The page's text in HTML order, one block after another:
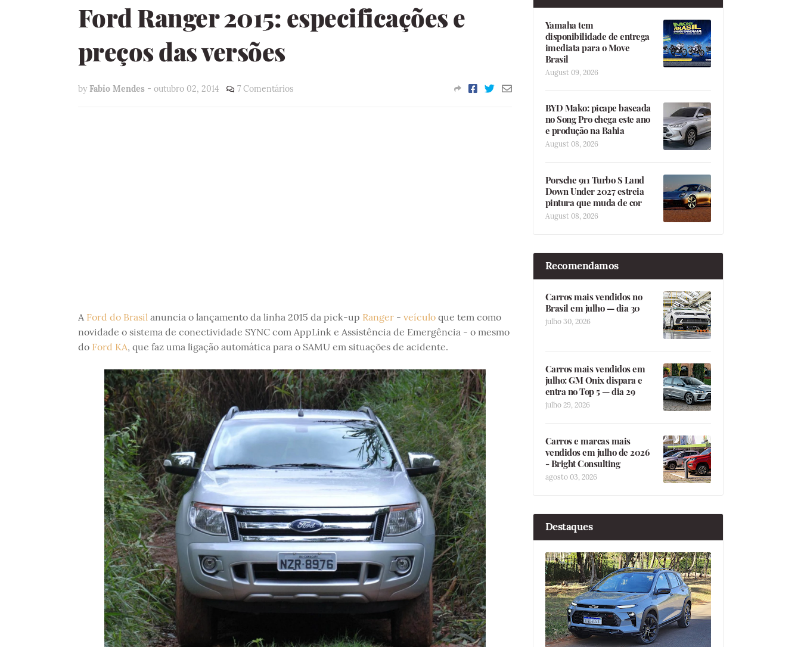
Ford Ranger 2015: especificações e
preços das versões
by Fabio Mendes - outubro 02, 2014 7 Comentários
A Ford do Brasilanuncia o lançamento da linha 2015 da pick-up Ranger- veículoque tem como
novidade o sistema de conectividade SYNC com AppLink e Assistência de Emergência - o mesmo
do Ford KA, que faz uma ligação automática para o SAMU em situações de acidente.
Yamaha tem
disponibilidade de entrega
imediata para o Move
Brasil
August 09, 2026
BYD Mako: picape baseada
no Song Pro chega este ano
e produção na Bahia
August 08, 2026
Porsche 911 Turbo S Land
Down Under 2027 estreia
pintura que muda de cor
August 08, 2026
Recomendamos
Carros mais vendidos no
Brasil em julho — dia 30
julho 30, 2026
Carros mais vendidos em
julho: GM Onix dispara e
entra no Top 5 — dia 29
julho 29, 2026
Carros e marcas mais
vendidos em julho de 2026
- Bright Consulting
agosto 03, 2026
Destaques